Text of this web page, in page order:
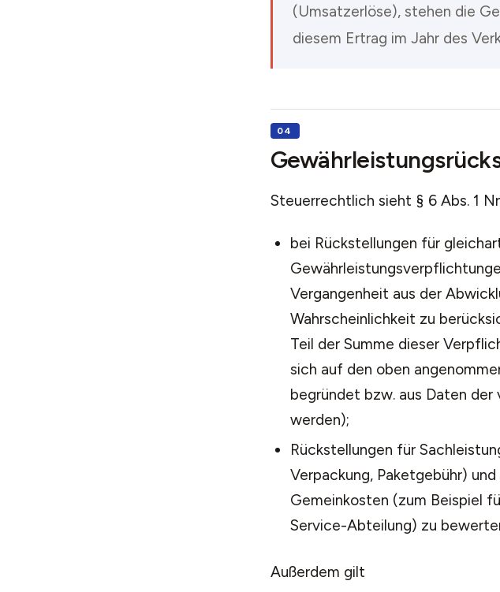
(Umsatzerlöse), stehen die
diesem Ertrag im Jahr des
Steuerrechtlich sieht § 6 Abs. 1
bei Rückstellungen für
Vergangenheit aus der
Wahrscheinlichkeit zu
Teil der Summe dieser
sich auf den oben
begründet bzw. aus Daten
werden);
Rückstellungen für
Verpackung, Paketgebühr)
Gemeinkosten (zum Beispiel
Service-Abteilung) zu
Außerdem gilt